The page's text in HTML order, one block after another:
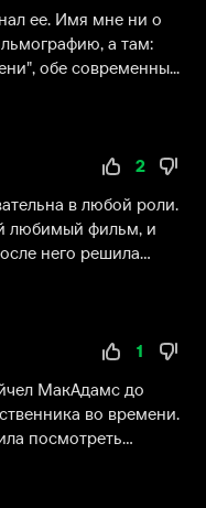
ее. Имя мне ни о
а там:
обе современны...
2
в любой роли.
любимый фильм, и
него решила
1
МакАдамс до
во времени.
посмотреть